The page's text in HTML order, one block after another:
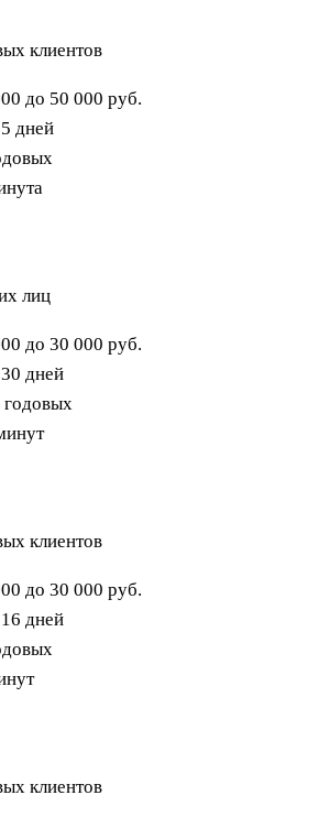
клиентов
до 50 000 руб.
дней
лиц
до 30 000 руб.
дней
годовых
клиентов
до 30 000 руб.
дней
клиентов